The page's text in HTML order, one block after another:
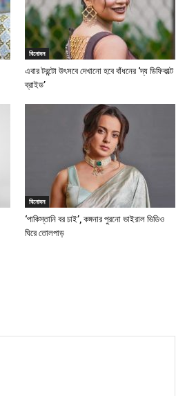
বিনোদন
এবার টরন্টো উৎসবে দেখানো হবে বাঁধনের ‘দ্য ডিফিকাল্ট
ব্রাইড’
বিনোদন
‘পাকিস্তানি বর চাই’, কঙ্গনার পুরনো ভাইরাল ভিডিও
ঘিরে তোলপাড়